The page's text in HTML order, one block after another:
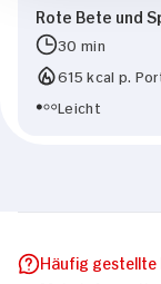
Rote Bete und
30 min
615 kcal p.
Leicht
Häufig gestellte